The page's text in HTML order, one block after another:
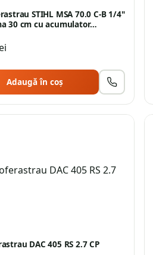
STIHL MSA 70.0 C-B 1/4"
30 cm cu acumulator…
Adaugă în coș
DAC 405 RS 2.7 CP